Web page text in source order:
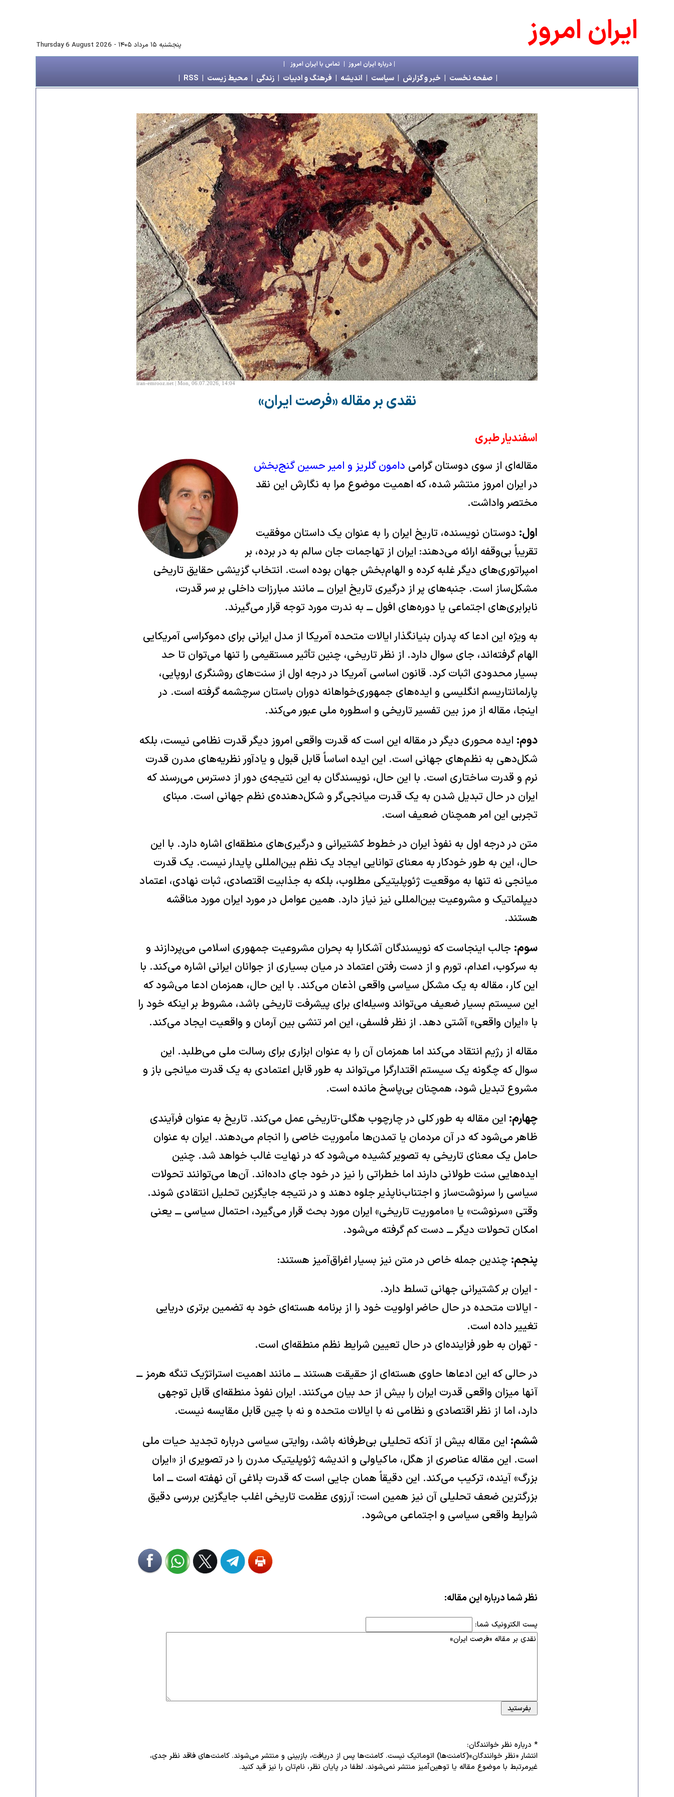
پنجشنبه ۱۵ مرداد ۱۴۰۵ -
Thursday 6 August 2026 ايران امروز
|درباره ايران امروز | تماس با ايران امروز |
| صفحه نخست | خبر و گزارش | سياست | انديشه | فرهنگ و ادبيات | زندگی | محیط زیست |
RSS
|
iran-emrooz.net | Mon, 06.07.2026, 14:04
نقدی بر مقاله «فرصت ایران»
اسفندیار طبری
مقاله‌ای از سوی دوستان گرامی دامون گلریز و امیر حسین گنج‌بخش
در ایران امروز منتشر شده، که اهمیت موضوع مرا به نگارش این نقد
مختصر واداشت.
اول: دوستان نویسنده، تاریخ ایران را به عنوان یک داستان موفقیت
تقریباً بی‌وقفه ارائه می‌دهند: ایران از تهاجمات جان سالم به در برده، بر
امپراتوری‌های دیگر غلبه کرده و الهام‌بخش جهان بوده است. انتخاب گزینشی حقایق تاریخی
مشکل‌ساز است. جنبه‌های پر از درگیری تاریخ ایران ـــ مانند مبارزات داخلی بر سر قدرت،
نابرابری‌های اجتماعی یا دوره‌های افول ـــ به ندرت مورد توجه قرار می‌گیرند.
به ویژه این ادعا که پدران بنیانگذار ایالات متحده آمریکا از مدل ایرانی برای دموکراسی آمریکایی
الهام گرفته‌اند، جای سوال دارد. از نظر تاریخی، چنین تأثیر مستقیمی را تنها می‌توان تا حد
بسیار محدودی اثبات کرد. قانون اساسی آمریکا در درجه اول از سنت‌های روشنگری اروپایی،
پارلمانتاریسم انگلیسی و ایده‌های جمهوری‌خواهانه دوران باستان سرچشمه گرفته است. در
اینجا، مقاله از مرز بین تفسیر تاریخی و اسطوره ملی عبور می‌کند.
دوم: ایده محوری دیگر در مقاله این است که قدرت واقعی امروز دیگر قدرت نظامی نیست، بلکه
شکل‌دهی به نظم‌های جهانی است. این ایده اساساً قابل قبول و یادآور نظریه‌های مدرن قدرت
نرم و قدرت ساختاری است. با این حال، نویسندگان به این نتیجه‌ی دور از دسترس می‌رسند که
ایران در حال تبدیل شدن به یک قدرت میانجی‌گر و شکل‌دهنده‌ی نظم جهانی است. مبنای
تجربی این امر همچنان ضعیف است.
متن در درجه اول به نفوذ ایران در خطوط کشتیرانی و درگیری‌های منطقه‌ای اشاره دارد. با این
حال، این به طور خودکار به معنای توانایی ایجاد یک نظم بین‌المللی پایدار نیست. یک قدرت
میانجی نه تنها به موقعیت ژئوپلیتیکی مطلوب، بلکه به جذابیت اقتصادی، ثبات نهادی، اعتماد
دیپلماتیک و مشروعیت بین‌المللی نیز نیاز دارد. همین عوامل در مورد ایران مورد مناقشه
هستند.
سوم: جالب اینجاست که نویسندگان آشکارا به بحران مشروعیت جمهوری اسلامی می‌پردازند و
به سرکوب، اعدام، تورم و از دست رفتن اعتماد در میان بسیاری از جوانان ایرانی اشاره می‌کند. با
این کار، مقاله به یک مشکل سیاسی واقعی اذعان می‌کند. با این حال، همزمان ادعا می‌شود که
این سیستم بسیار ضعیف می‌تواند وسیله‌ای برای پیشرفت تاریخی باشد، مشروط بر اینکه خود را
با «ایران واقعی» آشتی دهد. از نظر فلسفی، این امر تنشی بین آرمان و واقعیت ایجاد می‌کند.
مقاله از رژیم انتقاد می‌کند اما همزمان آن را به عنوان ابزاری برای رسالت ملی می‌طلبد. این
سوال که چگونه یک سیستم اقتدارگرا می‌تواند به طور قابل اعتمادی به یک قدرت میانجی باز و
مشروع تبدیل شود، همچنان بی‌پاسخ مانده است.
چهارم: این مقاله به طور کلی در چارچوب هگلی-تاریخی عمل می‌کند. تاریخ به عنوان فرآیندی
ظاهر می‌شود که در آن مردمان یا تمدن‌ها مأموریت خاصی را انجام می‌دهند. ایران به عنوان
حامل یک معنای تاریخی به تصویر کشیده می‌شود که در نهایت غالب خواهد شد. چنین
ایده‌هایی سنت طولانی دارند اما خطراتی را نیز در خود جای داده‌اند. آن‌ها می‌توانند تحولات
سیاسی را سرنوشت‌ساز و اجتناب‌ناپذیر جلوه دهند و در نتیجه جایگزین تحلیل انتقادی شوند.
وقتی «سرنوشت» یا «ماموریت تاریخی» ایران مورد بحث قرار می‌گیرد، احتمال سیاسی ـــ یعنی
امکان تحولات دیگر ـــ دست کم گرفته می‌شود.
پنجم: چندین جمله خاص در متن نیز بسیار اغراق‌آمیز هستند:
- ایران بر کشتیرانی جهانی تسلط دارد.
- ایالات متحده در حال حاضر اولویت خود را از برنامه هسته‌ای خود به تضمین برتری دریایی
تغییر داده است.
- تهران به طور فزاینده‌ای در حال تعیین شرایط نظم منطقه‌ای است.
در حالی که این ادعاها حاوی هسته‌ای از حقیقت هستند ـــ مانند اهمیت استراتژیک تنگه هرمز ـــ
آنها میزان واقعی قدرت ایران را بیش از حد بیان می‌کنند. ایران نفوذ منطقه‌ای قابل توجهی
دارد، اما از نظر اقتصادی و نظامی نه با ایالات متحده و نه با چین قابل مقایسه نیست.
ششم: این مقاله بیش از آنکه تحلیلی بی‌طرفانه باشد، روایتی سیاسی درباره تجدید حیات ملی
است. این مقاله عناصری از هگل، ماکیاولی و اندیشه ژئوپلیتیک مدرن را در تصویری از «ایران
بزرگ» آینده، ترکیب می‌کند. این دقیقاً همان جایی است که قدرت بلاغی آن نهفته است ـــ اما
بزرگترین ضعف تحلیلی آن نیز همین است: آرزوی عظمت تاریخی اغلب جایگزین بررسی دقیق
شرایط واقعی سیاسی و اجتماعی می‌شود.
نظر شما درباره این مقاله:
پست الکترونیک شما:
* درباره نظر خوانندگان:
انتشار «نظر خوانندگان»(کامنت‌ها) اتوماتیک نیست. کامنت‌ها پس از دریافت، بازبینی و منتشر می‌شوند. کامنت‌های فاقد نظر جدی،
غیرمرتبط با موضوع مقاله یا توهین‌آمیز منتشر نمی‌شوند. لطفا در پایان نظر، نام‌تان را نیز قید کنید.